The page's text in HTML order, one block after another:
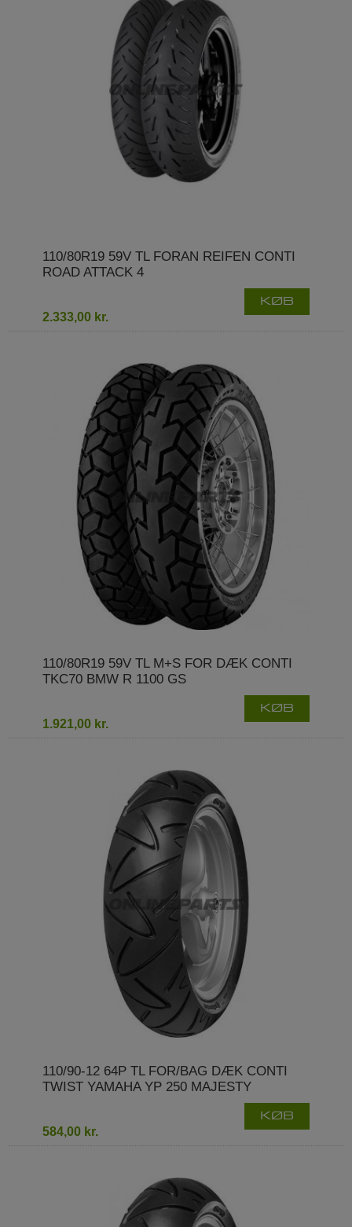
110/80R19 59V TL FORAN REIFEN CONTI
ROAD ATTACK 4
2.333,00 kr.
KØB
110/80R19 59V TL M+S FOR DÆK CONTI
TKC70 BMW R 1100 GS
1.921,00 kr.
KØB
110/90-12 64P TL FOR/BAG DÆK CONTI
TWIST YAMAHA YP 250 MAJESTY
584,00 kr.
KØB